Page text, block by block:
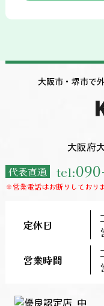
大阪市・堺市で
大阪府
代表直通 tel:
※営業電話はお断りしており
定休日
営業時間